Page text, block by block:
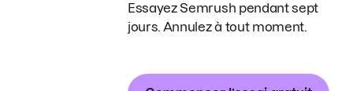
Essayez Semrush pendant sept
jours. Annulez à tout moment.